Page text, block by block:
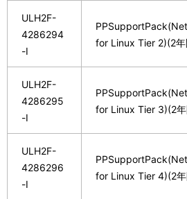
ULH2F-
4286294
-I
for Linux Tier 2)(2
ULH2F-
4286295
-I
for Linux Tier 3)(2
ULH2F-
4286296
-I
for Linux Tier 4)(2